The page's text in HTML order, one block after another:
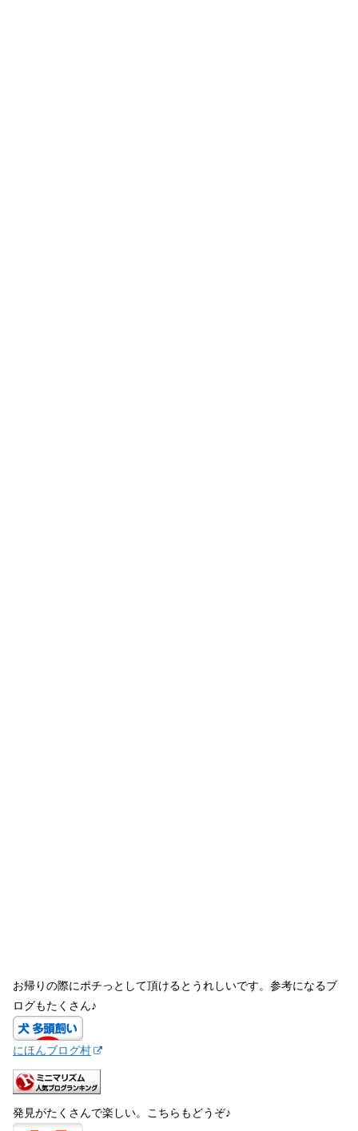
お帰りの際にポチっとして頂けるとうれしいです。参考になるブ
ログもたくさん♪
にほんブログ村
発見がたくさんで楽しい。こちらもどうぞ♪